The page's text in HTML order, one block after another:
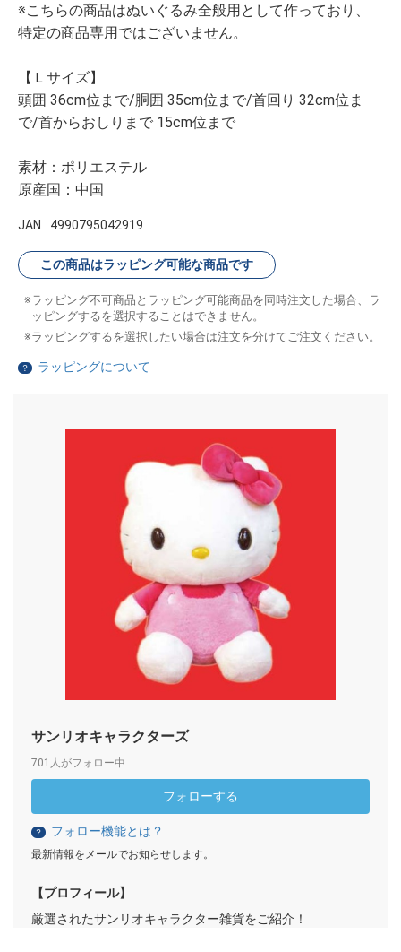
※こちらの商品はぬいぐるみ全般用として作っており、
特定の商品専用ではございません。
【Ｌサイズ】
頭囲 36cm位まで/胴囲 35cm位まで/首回り 32cm位ま
で/首からおしりまで 15cm位まで
素材：ポリエステル
原産国：中国
JAN 4990795042919
この商品はラッピング可能な商品です
ラッピング不可商品とラッピング可能商品を同時注文した場合、ラ
ッピングするを選択することはできません。
ラッピングするを選択したい場合は注文を分けてご注文ください。
？ ラッピングについて
サンリオキャラクターズ
701人がフォロー中
フォローする
？ フォロー機能とは？
最新情報をメールでお知らせします。
【プロフィール】
厳選されたサンリオキャラクター雑貨をご紹介！